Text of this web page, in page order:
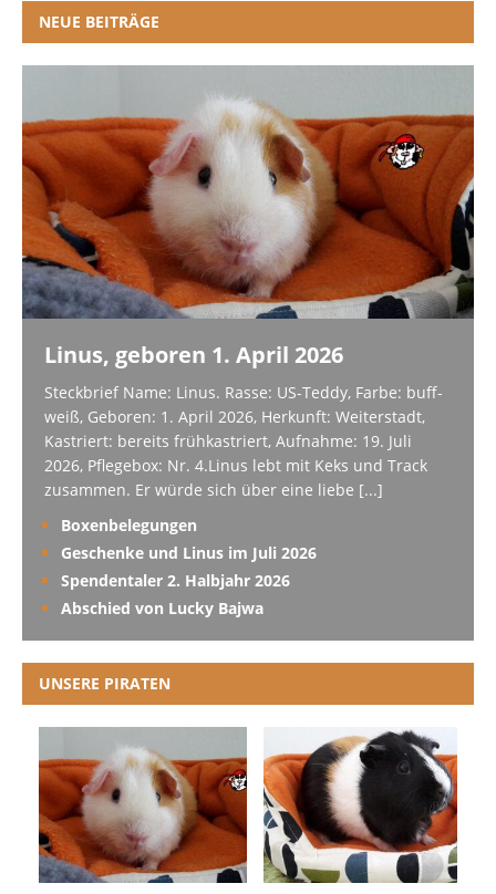
NEUE BEITRÄGE
Linus, geboren 1. April 2026
Steckbrief Name: Linus. Rasse: US-Teddy, Farbe: buff-
weiß, Geboren: 1. April 2026, Herkunft: Weiterstadt,
Kastriert: bereits frühkastriert, Aufnahme: 19. Juli
2026, Pflegebox: Nr. 4.Linus lebt mit Keks und Track
zusammen. Er würde sich über eine liebe [...]
Boxenbelegungen
Geschenke und Linus im Juli 2026
Spendentaler 2. Halbjahr 2026
Abschied von Lucky Bajwa
UNSERE PIRATEN